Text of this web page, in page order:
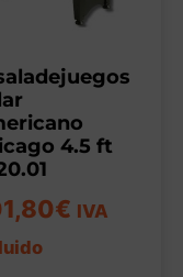
4.5 ft
€ IVA